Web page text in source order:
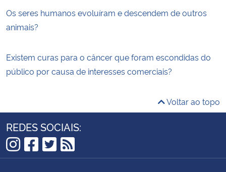
Os seres humanos evoluíram e descendem de outros
animais?
Existem curas para o câncer que foram escondidas do
público por causa de interesses comerciais?
Voltar ao topo
REDES SOCIAIS:
Instagram
Facebook
Twitter
RSS